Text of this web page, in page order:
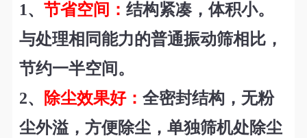
1、 节省空间： 结构紧凑，体积小。
与处理相同能力的普通振动筛相比，
节约一半空间。
2、 除尘效果好： 全密封结构，无粉
尘外溢，方便除尘，单独筛机处除尘